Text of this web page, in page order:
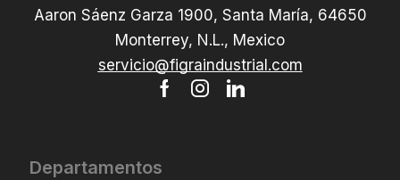
Aaron Sáenz Garza 1900, Santa María, 64650
Monterrey, N.L., Mexico
servicio@figraindustrial.com
Departamentos